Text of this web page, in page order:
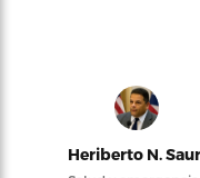
Heriberto N.